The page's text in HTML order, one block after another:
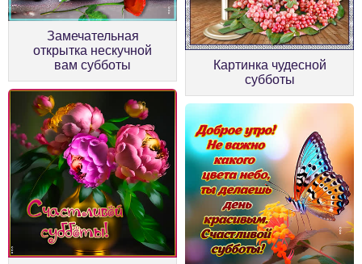
Замечательная
открытка нескучной
вам субботы
Картинка чудесной
субботы